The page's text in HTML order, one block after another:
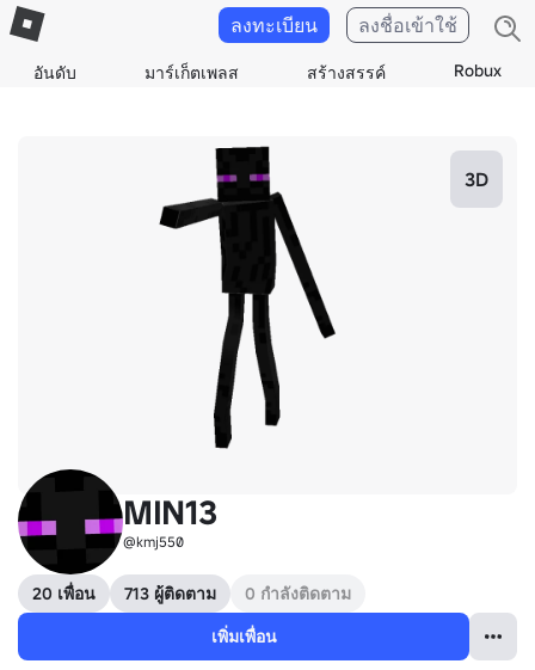
อันดับ มาร์เก็ตเพลส สร้างสรรค์ Robux
ลงทะเบียน ลงชื่อเข้าใช้
3D
MIN13
@kmj550
20 เพื่อน 713 ผู้ติดตาม
0 กำลังติดตาม
เพิ่มเพื่อน